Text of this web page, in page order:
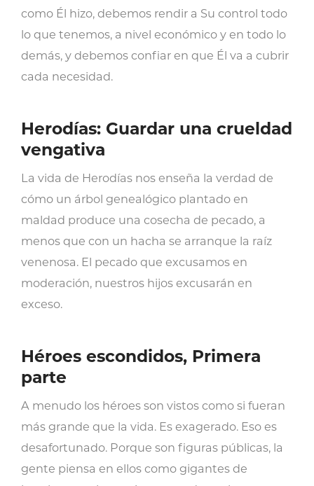
como Él hizo, debemos rendir a Su control todo
lo que tenemos, a nivel económico y en todo lo
demás, y debemos confiar en que Él va a cubrir
cada necesidad.
Herodías: Guardar una crueldad
vengativa
La vida de Herodías nos enseña la verdad de
cómo un árbol genealógico plantado en
maldad produce una cosecha de pecado, a
menos que con un hacha se arranque la raíz
venenosa. El pecado que excusamos en
moderación, nuestros hijos excusarán en
exceso.
Héroes escondidos, Primera
parte
A menudo los héroes son vistos como si fueran
más grande que la vida. Es exagerado. Eso es
desafortunado. Porque son figuras públicas, la
gente piensa en ellos como gigantes de